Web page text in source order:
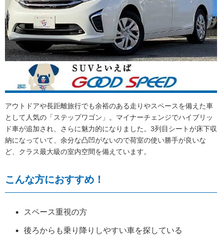
アウトドアや長距離旅行でも余裕のある走りやスペースを備えた車
として人気の「ステップワゴン」。マイナーチェンジでハイブリッ
ド車が追加され、さらに魅力的になりました。3列目シートが床下収
納になっていて、余分な凸凹がないので荷室の使い勝手が良いな
ど、クラス最大級の室内空間を備えています。
こんな方におすすめ！
スペース重視の方
後ろからも乗り降りしやすい車を探している